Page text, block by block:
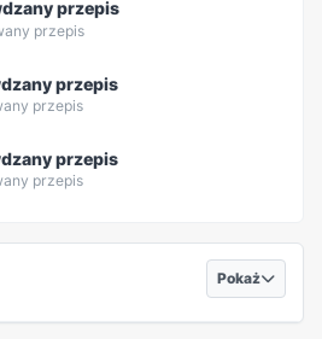
przepis
przepis
przepis
przepis
przepis
przepis
Pokaż